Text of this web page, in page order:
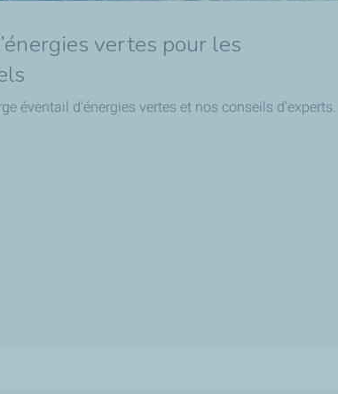
vertes pour les
éventail d’énergies vertes et nos conseils d’experts.